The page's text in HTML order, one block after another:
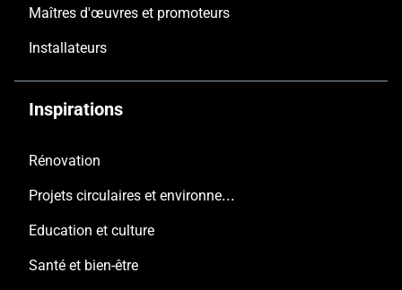
Maîtres d'œuvres et promoteurs
Installateurs
Inspirations
Rénovation
Projets circulaires et environnementaux
Education et culture
Santé et bien-être